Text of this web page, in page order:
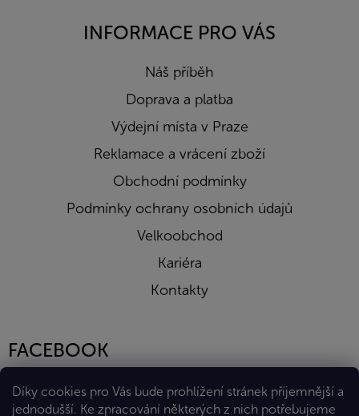
Díky cookies pro Vás bude prohlížení stránek příjemnější a
jednodušší. Ke zpracování některých z nich potřebujeme
INFORMACE PRO VÁS
Náš příběh
Doprava a platba
Výdejní místa v Praze
Reklamace a vrácení zboží
Obchodní podmínky
Podmínky ochrany osobních údajů
Velkoobchod
Kariéra
Kontakty
FACEBOOK